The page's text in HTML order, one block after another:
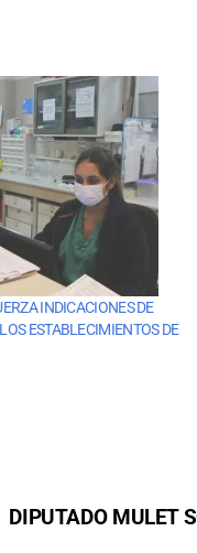
INDICACIONES DE
ESTABLECIMIENTOS DE
DIPUTADO MULET